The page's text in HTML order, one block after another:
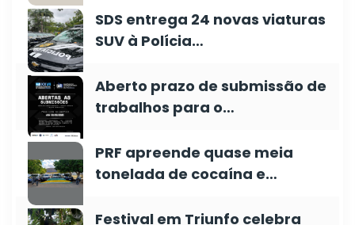
SDS entrega 24 novas viaturas
SUV à Polícia…
Aberto prazo de submissão de
trabalhos para o…
PRF apreende quase meia
tonelada de cocaína e…
Festival em Triunfo celebra